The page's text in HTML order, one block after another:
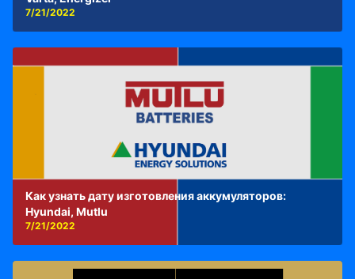
7/21/2022
Как узнать дату изготовления аккумуляторов:
Hyundai, Mutlu
7/21/2022